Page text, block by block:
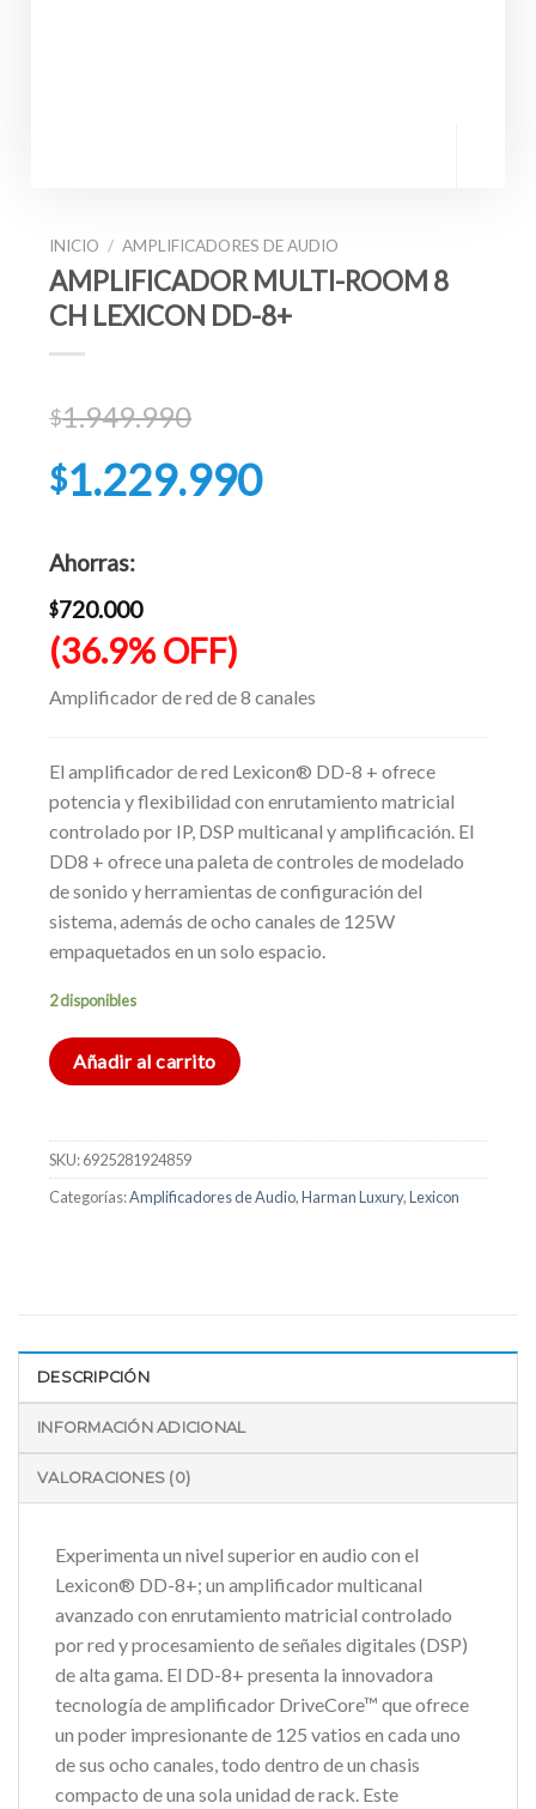
INICIO / AMPLIFICADORES DE AUDIO
AMPLIFICADOR MULTI-ROOM 8
CH LEXICON DD-8+
$1.949.990
El
precio
era:
$1.949.990.
$1.229.990
precio
actual
es:
$1.229.990.
Ahorras:
$720.000
(36.9% OFF)
Amplificador de red de 8 canales
El amplificador de red Lexicon® DD-8 + ofrece
potencia y flexibilidad con enrutamiento matricial
controlado por IP, DSP multicanal y amplificación. El
DD8 + ofrece una paleta de controles de modelado
de sonido y herramientas de configuración del
sistema, además de ocho canales de 125W
empaquetados en un solo espacio.
2 disponibles
Añadir al carrito
SKU:6925281924859
Categorías:Amplificadores de Audio,Harman Luxury,Lexicon
DESCRIPCIÓN
INFORMACIÓN ADICIONAL
VALORACIONES (0)
Experimenta un nivel superior en audio con el
Lexicon® DD-8+; un amplificador multicanal
avanzado con enrutamiento matricial controlado
por red y procesamiento de señales digitales (DSP)
de alta gama. El DD-8+ presenta la innovadora
tecnología de amplificador DriveCore™ que ofrece
un poder impresionante de 125 vatios en cada uno
de sus ocho canales, todo dentro de un chasis
compacto de una sola unidad de rack. Este